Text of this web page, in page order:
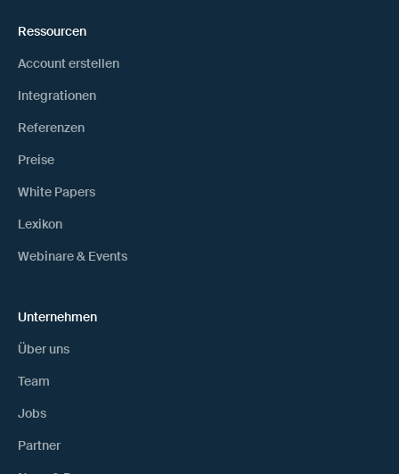
Ressourcen
Account erstellen
Integrationen
Referenzen
Preise
White Papers
Lexikon
Webinare & Events
Unternehmen
Über uns
Team
Jobs
Partner